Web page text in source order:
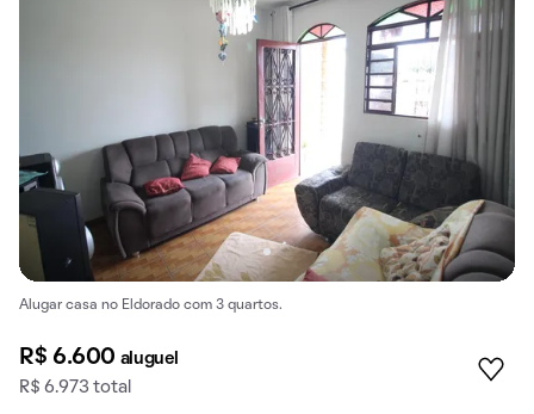
Alugar casa no Eldorado com 3 quartos.
R$ 6.600 aluguel
R$ 6.973 total